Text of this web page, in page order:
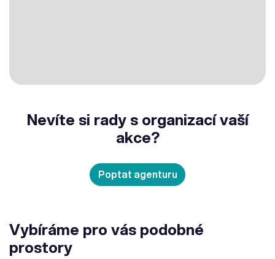
Nevíte si rady s organizací vaší
akce?
Poptat agenturu
Vybíráme pro vás podobné
prostory